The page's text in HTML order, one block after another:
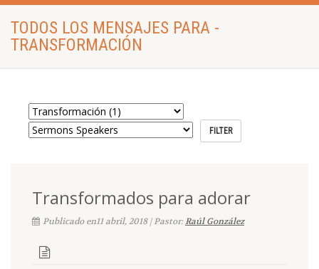
TODOS LOS MENSAJES PARA -
TRANSFORMACIÓN
Transformados para adorar
Publicado en11 abril, 2018 | Pastor:Raúl González